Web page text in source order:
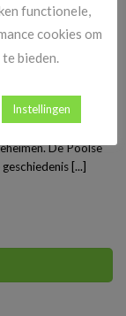
charme van
De Poolse
[...]
functionele,
cookies om
bieden.
Instellingen